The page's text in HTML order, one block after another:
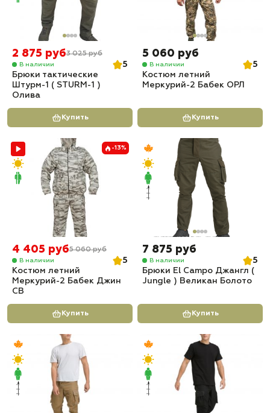
2 875 руб3 025 руб
В наличии
5
Брюки тактические
Штурм-1 ( STURM-1 )
Олива
Купить
5 060 руб
В наличии
5
Костюм летний
Меркурий-2 Бабек ОРЛ
Купить
-13%
4 405 руб5 060 руб
В наличии
5
Костюм летний
Меркурий-2 Бабек Джин
СВ
Купить
7 875 руб
В наличии
5
Брюки El Campo Джангл (
Jungle ) Великан Болото
Купить